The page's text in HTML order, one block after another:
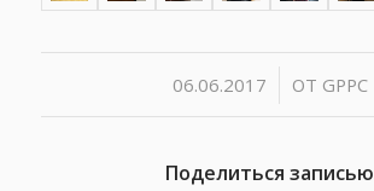
06.06.2017
/ ОТ GPPC
Поделиться записью